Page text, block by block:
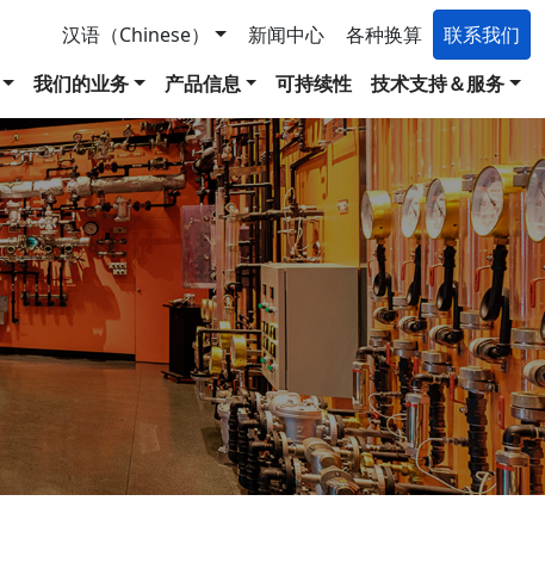
汉语（Chinese） 新闻中心 各种换算
联系我们
我们的业务 产品信息 可持续性 技术支持＆服务